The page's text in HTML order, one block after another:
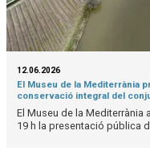
12.06.2026
El Museu de la Mediterrània
conservació integral del
El Museu de la Mediterrània
19 h la presentació pública